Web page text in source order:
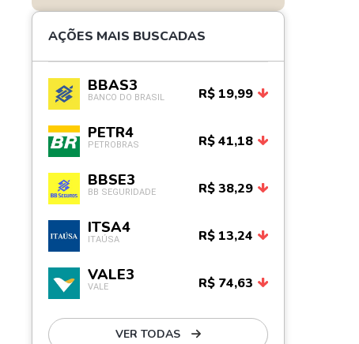
AÇÕES MAIS BUSCADAS
BBAS3
BANCO DO BRASIL R$ 19,99
PETR4
PETROBRAS R$ 41,18
BBSE3
BB SEGURIDADE R$ 38,29
ITSA4
ITAÚSA R$ 13,24
VALE3
VALE R$ 74,63
VER TODAS